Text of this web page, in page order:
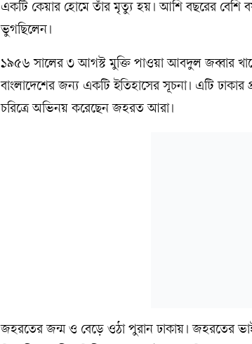
একটি কেয়ার হোমে তাঁর মৃত্যু হয়। আশি বছরের বেশি
ভুগছিলেন।
১৯৫৬ সালের ৩ আগস্ট মুক্তি পাওয়া আবদুল জব্বার
বাংলাদেশের জন্য একটি ইতিহাসের সূচনা। এটি
চরিত্রে অভিনয় করেছেন জহরত আরা।
জহরতের জন্ম ও বেড়ে ওঠা পুরান ঢাকায়। জহরতের